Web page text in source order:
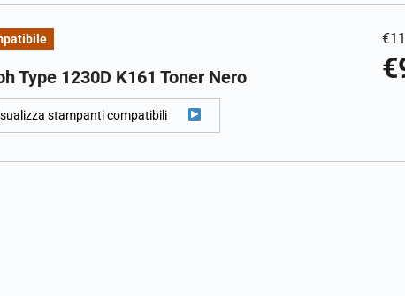
Type 1230D K161 Toner Nero
stampanti compatibili
€
€